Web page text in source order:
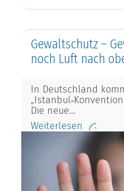
Gewaltschutz –
noch Luft nach
In Deutschland
Die neue…
Weiterlesen